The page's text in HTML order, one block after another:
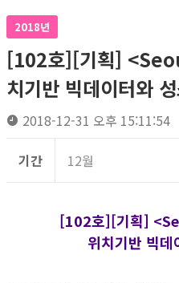
2018년
[102호][기획]
치기반 빅데이터와
2018-12-31 오후 15:11:54
기간 12월
[102호][기획]
위치기반 빅